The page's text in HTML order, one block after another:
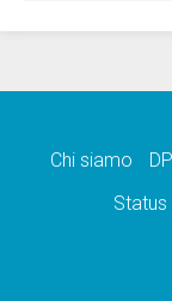
Chi siamo
Status